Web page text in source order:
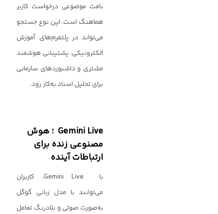
بافت موضوعی درخواست کاربر
هماهنگ است. این نوع جستجو
می‌تواند در پلتفرم‌های آموزش
الکترونیکی، پشتیبانی هوشمند
مشتری و داشبوردهای سازمانی
برای تحلیل اسناد به‌کار رود.
Gemini Live ؛ هوش
مصنوعی زنده برای
ارتباطات آینده
با Gemini Live، کاربران
می‌توانند با مدل زبانی گوگل
به‌صورت صوتی و بلادرنگ تعامل